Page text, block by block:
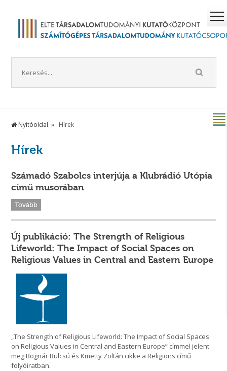
Nyitóoldal Hírek
Hírek
Számadó Szabolcs interjúja a Klubrádió Utópia
című musorában
Tovább
Új publikáció: The Strength of Religious
Lifeworld: The Impact of Social Spaces on
Religious Values in Central and Eastern Europe
„The Strength of Religious Lifeworld: The Impact of Social Spaces
on Religious Values in Central and Eastern Europe” címmel jelent
meg Bognár Bulcsú és Kmetty Zoltán cikke a Religions című
folyóiratban.